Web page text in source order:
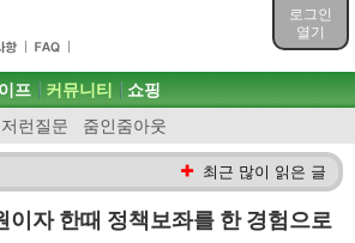
로그인
열기
프 커뮤니티
런질문 줌인줌아웃
쇼핑
최근 많이 읽은 글
이자 한때 정책보좌를 한 경험으로